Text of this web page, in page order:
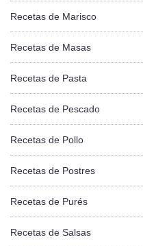
Recetas de Marisco
Recetas de Masas
Recetas de Pasta
Recetas de Pescado
Recetas de Pollo
Recetas de Postres
Recetas de Purés
Recetas de Salsas